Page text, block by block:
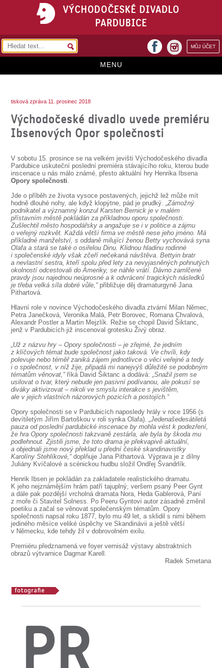
VÝCHODOČESKÉ DIVADLO
PARDUBICE
MŮJ ÚČET
facebook
MENU
REPERTOÁR
PŘEDPLATNÉ
O DIVADLE
SOUBOR
DÁLE NABÍZÍME
tisková zpráva 11. prosinec 2018
Východočeské divadlo uvede premiéru
Ibsenových Opor společnosti
V sobotu 15. prosince se na velkém jevišti Východočeského divadla
Pardubice uskuteční poslední premiéra stávajícího roku, kterou bude
inscenace u nás málo známé, přesto aktuální hry Henrika Ibsena
Opory společnosti.
Jde o příběh ze života vysoce postavených, jejichž lež může mít
hodně dlouhé nohy, ale když klopýtne, pád je prudký.„Zámožný
podnikatel a významný konzul Karsten Bernick je v malém
přístavním městě pokládán za příkladnou oporu společnosti.
Zušlechtil město hospodářsky a angažuje se i v politice a zájmu
o veřejný rozkvět. Každá větší firma ve městě nese jeho jméno. Má
příkladné manželství, s oddaně milující ženou Betty vychovává syna
Olafa a stará se také o osiřelou Dinu. Klidnou hladinu rodinné
i společenské idyly však zčeří nečekaná návštěva. Bettyin bratr
a nevlastní sestra, kteří spolu před lety za nevyjasněných pohnutých
okolností odcestovali do Ameriky, se náhle vrátí. Dávno zamlčené
pravdy jsou najednou neúprosné a k odvrácení tragických následků
je třeba velká síla dobré vůle,“přibližuje děj dramaturgyně Jana
Pithartová.
Hlavní role v novince Východočeského divadla ztvární Milan Němec,
Petra Janečková, Veronika Malá, Petr Borovec, Romana Chvalová,
Alexandr Postler a Martin Mejzlík. Režie se chopil David Šiktanc,
jenž v Pardubicích již inscenoval grotesku Živý obraz.
„Už z názvu hry – Opory společnosti – je zřejmé, že jedním
z klíčových témat bude společnost jako taková. Ve chvíli, kdy
polevuje nebo téměř zaniká zájem jednotlivce o věci veřejné a tedy
i o společnost, v níž žije, připadá mi nanejvýš důležité se podobným
tématům věnovat,“říká David Šiktanc a dodává:„Snažil jsem se
usilovat o tvar, který nebude jen pasivní podívanou, ale pokusí se
diváky aktivizovat – nikoli ve smyslu interakce s jevištěm,
ale v jejich vlastních názorových pozicích a postojích.“
Opory společnosti se v Pardubicích naposledy hrály v roce 1956 (s
devítiletým Jiřím Bartoškou v roli synka Olafa).„Jedenašedesátiletá
pauza od poslední pardubické inscenace by mohla vést k podezření,
že hra Opory společnosti takzvaně zestárla, ale byla by škoda mu
podlehnout. Zjistili jsme, že toto drama je překvapivě aktuální,
a objednali jsme nový překlad u přední české skandinavistky
Karolíny Stehlíkové,“doplňuje Jana Pithartová. Výprava je z dílny
Juliány Kvíčalové a scénickou hudbu složil Ondřej Švandrlík.
Henrik Ibsen je pokládán za zakladatele realistického dramatu.
K jeho nejznámějším hrám patří tajuplný, veršem psaný Peer Gynt
a dále pak pozdější vrcholná dramata Nora, Heda Gablerová, Paní
z moře či Stavitel Solness. Po Peeru Gyntovi autor zásadně změnil
poetiku a začal se věnovat společenským tématům. Opory
společnosti napsal roku 1877, bylo mu 49 let, a sklidil s nimi během
jediného měsíce veliké úspěchy ve Skandinávii a ještě větší
v Německu, kde tehdy žil v dobrovolném exilu.
Premiéru předznamená ve foyer vernisáž výstavy abstraktních
obrazů výtvarnice Dagmar Karell.
Radek Smetana
PR